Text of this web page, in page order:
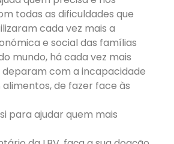
todas as dificuldades que
cada vez mais a
e social das famílias
mundo, há cada vez mais
deparam com a incapacidade
de fazer face às
para ajudar quem mais